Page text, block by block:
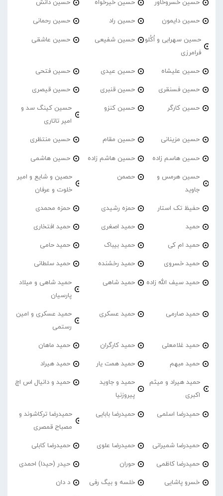
حسین خسروخاور حسین خیرخواه حسین دانش
حسین دایمون حسین راد حسین رحمانی
حسین سهرابی و اُکُلو
فرامرزی
حسین شفیعی حسین عاشقی
حسین علیشاه حسین عیدی حسین فتحی
حسین فسنقری حسین قنبری حسین قیصری
حسین کارگر حسین کنزو
حسین کینگ سد و
امیر تاتاری
حسین مزینانی حسین مقام حسین منتظری
حسین هاسم زاده حسین هاشم زاده حسین هاشمی
حسین هرمس و
جاوید
حصمن
حصین و شایع و امیر
خلوت و عرفان
حفیظ تک استار حمزه رشیدی حمزه محمدی
حمید حمید اصغری حمید افتخاری
حمید ام کی حمید بیباک حمید حامی
حمید خسروی حمید رخشنده حمید سلطانی
حمید سیف الله زاده حمید شاهی
حمید شاهی و میلاد
پارسیان
حمید صارمی حمید عسکری
حمید عسکری و امین
رستمی
حمید غلامعلی حمید کارگران حمید ماهان
حمید مبهم حمید همت یار حمید هیراد
حمید هیراد و میثم
اکبری
حمید و جاوید
پیروزنیا
حمید و دانیال اس اچ
حمیدرضا اسلمی حمیدرضا بابایی
حمیدرضا ترکاشوند و
مصباح قمصری
حمیدرضا شمیرانی حمیدرضا علوی حمیدرضا کابلی
حمیدرضا کاظمی حوران حیدر (حیدا) احمدی
خسرو پاشایی خلسه و بیگ رفی د دان